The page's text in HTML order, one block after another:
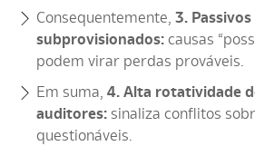
Consequentemente, 3.
subprovisionados: causas
podem virar perdas prováveis.
Em suma, 4. Alta rotatividade
auditores: sinaliza conflitos
questionáveis.